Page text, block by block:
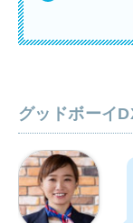
グッドボーイ